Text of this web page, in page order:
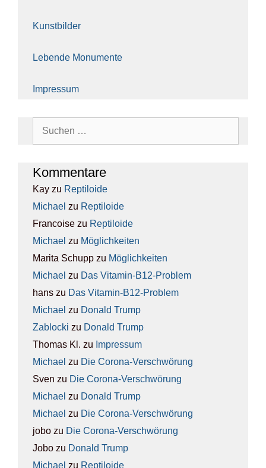
Kunst­bil­der
Leben­de Monu­men­te
Impres­sum
Kom­men­ta­re
Kay zu Rep­ti­lo­ide
Michael zu Rep­ti­lo­ide
Francoise zu Rep­ti­lo­ide
Michael zu Mög­lich­kei­ten
Marita Schupp zu Mög­lich­kei­ten
Michael zu Das Vit­amin-B12-Pro­blem
hans zu Das Vit­amin-B12-Pro­blem
Michael zu Donald Trump
Zablocki zu Donald Trump
Thomas Kl. zu Impres­sum
Michael zu Die Coro­na-Ver­schwö­rung
Sven zu Die Coro­na-Ver­schwö­rung
Michael zu Donald Trump
Michael zu Die Coro­na-Ver­schwö­rung
jobo zu Die Coro­na-Ver­schwö­rung
Jobo zu Donald Trump
Michael zu Rep­ti­lo­ide